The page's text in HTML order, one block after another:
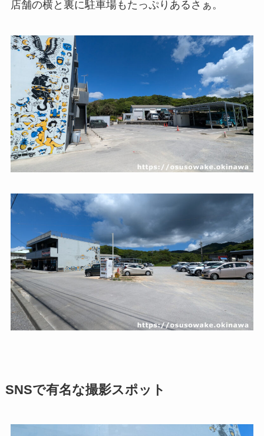
店舗の横と裏に駐車場もたっぷりあるさぁ。
SNSで有名な撮影スポット